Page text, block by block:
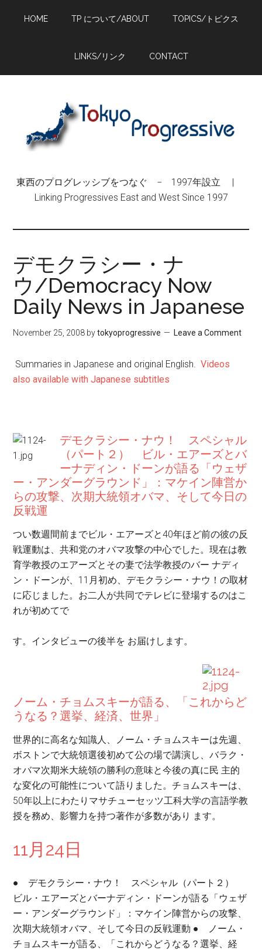
HOME TP について/ABOUT TOPICS/トピクス
LINKS/リンク CONTACT
東西のプログレッシブをつなぐ − 1997年設立 |
Linking Progressives East and West Since 1997
デモクラシー・ナ
ウ/Democracy Now
Daily News in Japanese
November 25, 2008 bytokyoprogressive Leave a Comment
Summaries in Japanese and original English. Videos
also available with Japanese subtitles
デモクラシー・ナウ！ スペシャル
（パート２） ビル・エアーズとバ
ーナディン・ドーンが語る「ウェザ
ー・アンダーグラウンド」：マケイン陣営か
らの攻撃、次期大統領オバマ、そして今日の
反戦運
つい数週間前までビル・エアーズと40年ほど前の彼の反
戦運動は、共和党のオバマ攻撃の中心でした。現在は教
育学教授のエアーズとその妻で法学教授のバー ナディ
ン・ドーンが、11月初め、デモクラシー・ナウ！の取材
に応じました。お二人が共同でテレビに登場するのはこ
れが初めてで
す。インタビューの後半を お届けします。
ノーム・チョムスキーが語る、「これからど
うなる？選挙、経済、世界」
世界的に高名な知識人、ノーム・チョムスキーは先週、
ボストンで大統領選後初めて公の場で講演し、バラク・
オバマ次期米大統領の勝利の意味と今後の真に民 主的
な変化の可能性について語りました。チョムスキーは、
50年以上にわたりマサチューセッツ工科大学の言語学教
授を務め、影響力を持つ著作が多数があり ます。
11月24日
● デモクラシー・ナウ！ スペシャル（パート２）
ビル・エアーズとバーナディン・ドーンが語る「ウェザ
ー・アンダーグラウンド」：マケイン陣営からの攻撃、
次期大統領オバマ、そして今日の反戦運動 ● ノーム・
チョムスキーが語る、「これからどうなる？選挙、経